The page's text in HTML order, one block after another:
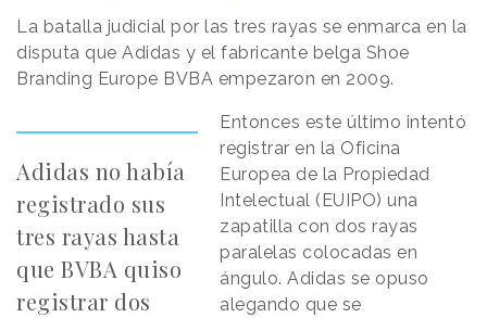
La batalla judicial por las tres rayas se enmarca en la
disputa que Adidas y el fabricante belga Shoe
Branding Europe BVBA empezaron en 2009.
Adidas no había
registrado sus
tres rayas hasta
que BVBA quiso
registrar dos
Entonces este último intentó
registrar en la Oficina
Europea de la Propiedad
Intelectual (EUIPO) una
zapatilla con dos rayas
paralelas colocadas en
ángulo. Adidas se opuso
alegando que se